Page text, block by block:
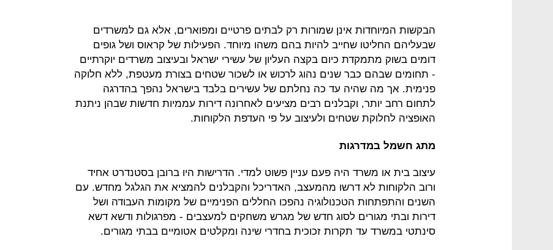
הבקשות המיוחדות אינן שמורות רק לבתים פרטיים ומפוארים, אלא גם למשרדים
שבעליהם החליטו שחייב להיות בהם משהו מיוחד. הפעילות של קראוס ושל גופים
דומים בשוק מתמקדת כיום בקצה העליון של עשירי ישראל ובעיצוב משרדים יוקרתיים
- תחומים שבהם כבר שנים נהוג לרכוש או לשכור שטחים בצורת מעטפת, ללא חלוקה
פנימית. אך מה שהיה עד כה נחלתם של עשירים בלבד בישראל נהפך בהדרגה
לתחום רחב יותר, וקבלנים רבים מציעים לאחרונה דירות עממיות חדשות שבהן ניתנת
האופציה לחלוקת שטחים ולעיצוב על פי העדפת הלקוחות.
מתג חשמל במדרגות
עיצוב בית או משרד היה פעם עניין פשוט למדי. הדרישות היו ברובן בסטנדרט אחיד
ורוב הלקוחות לא דרשו מהמעצב, האדריכל והקבלנים להמציא את הגלגל מחדש. עם
השנים והתפתחות הטכנולוגיה נהפכו החללים הפנימיים של מקומות העבודה ושל
דירות ובתי מגורים לסוג חדש של מגרש משחקים למעצבים - מפרגולות ודשא דשא
סינתטי במשרד עד תקרות זכוכית בחדרי שינה ומקלטים אטומיים בבתי מגורים.